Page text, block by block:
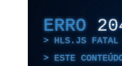
ERRO
HLS.JS FATAL
ESTE